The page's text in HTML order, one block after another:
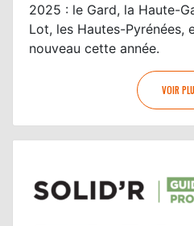
2025 : le Gard, la Haute-
Lot, les Hautes-Pyrénées,
nouveau cette année.
VOIR